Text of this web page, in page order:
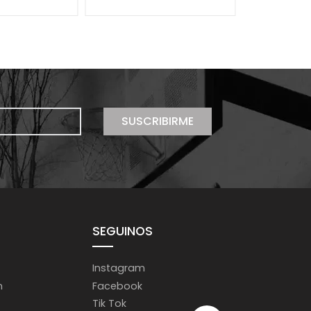
SUSCRIBIRME
SEGUINOS
Instagram
Facebook
Tik Tok